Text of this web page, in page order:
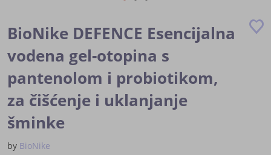
to
the
beginning
of
the
images
gallery
BioNike DEFENCE Esencijalna
vodena gel-otopina s
pantenolom i probiotikom,
za čišćenje i uklanjanje
šminke
by BioNike